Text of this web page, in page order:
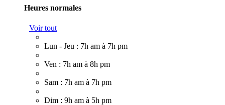
Heures normales
Voir tout
Lun - Jeu : 7h am à 7h pm
Ven : 7h am à 8h pm
Sam : 7h am à 7h pm
Dim : 9h am à 5h pm